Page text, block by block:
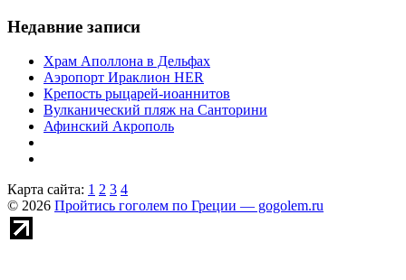
Недавние записи
Храм Аполлона в Дельфах
Аэропорт Ираклион HER
Крепость рыцарей-иоаннитов
Вулканический пляж на Санторини
Афинский Акрополь
Карта сайта: 1 2 3 4
© 2026 Пройтись гоголем по Греции — gogolem.ru